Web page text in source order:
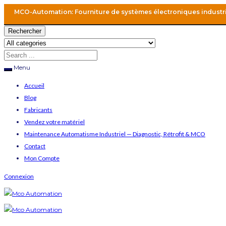
MCO-Automation: Fourniture de systèmes électroniques
Rechercher
Menu
Accueil
Blog
Fabricants
Vendez votre matériel
Maintenance Automatisme Industriel — Diagnostic, Rétrofit & MCO
Contact
Mon Compte
Connexion